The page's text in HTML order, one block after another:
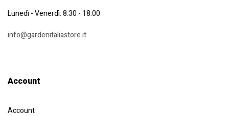
Lunedì - Venerdì: 8:30 - 18:00
info@gardenitaliastore.it
Account​
Account